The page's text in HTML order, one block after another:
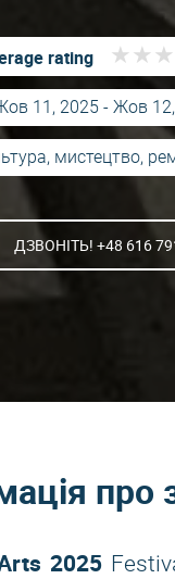
rating ★ ★ ★
★ ★ ★
11, 2025 - Жов
мистецтво,
ДЗВОНІТЬ! +48 616
про
2025